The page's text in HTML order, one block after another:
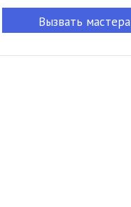
Вызвать мастера